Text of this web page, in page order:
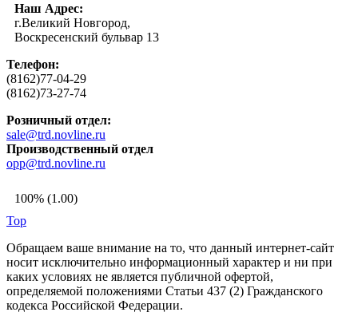
Наш Адрес:
г.Великий Новгород,
Воскресенский бульвар 13
Телефон:
(8162)77-04-29
(8162)73-27-74
Розничный отдел:
sale@trd.novline.ru
Производственный отдел
opp@trd.novline.ru
100% (1.00)
Top
Обращаем ваше внимание на то, что данный интернет-сайт
носит исключительно информационный характер и ни при
каких условиях не является публичной офертой,
определяемой положениями Статьи 437 (2) Гражданского
кодекса Российской Федерации.